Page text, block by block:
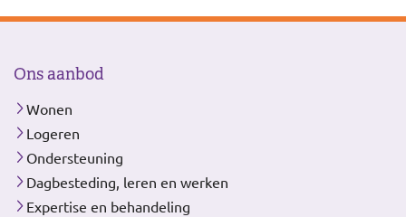
Ons aanbod
Wonen
Logeren
Ondersteuning
Dagbesteding, leren en werken
Expertise en behandeling